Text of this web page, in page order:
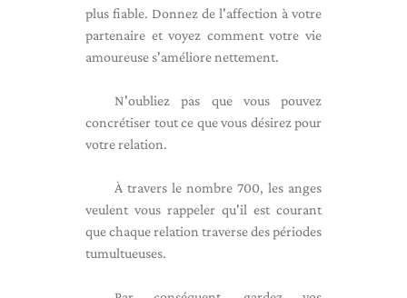
plus fiable. Donnez de l'affection à votre
partenaire et voyez comment votre vie
amoureuse s'améliore nettement.
N'oubliez pas que vous pouvez
concrétiser tout ce que vous désirez pour
votre relation.
À travers le nombre 700, les anges
veulent vous rappeler qu'il est courant
que chaque relation traverse des périodes
tumultueuses.